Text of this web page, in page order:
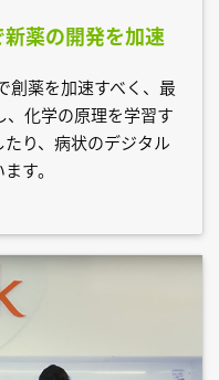
薬の開発を加速
創薬を加速すべく、最
化学の原理を学習す
り、病状のデジタル
す。